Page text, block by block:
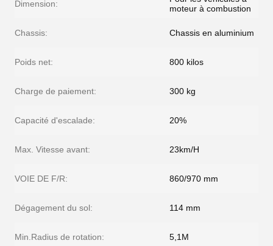
Dimension:
moteur à combustion
Chassis: Chassis en aluminium
Poids net: 800 kilos
Charge de paiement: 300 kg
Capacité d'escalade: 20%
Max. Vitesse avant: 23km/H
VOIE DE F/R: 860/970 mm
Dégagement du sol: 114 mm
Min.Radius de rotation: 5,1M